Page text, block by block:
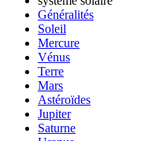
Généralités
Soleil
Mercure
Vénus
Terre
Mars
Astéroïdes
Jupiter
Saturne